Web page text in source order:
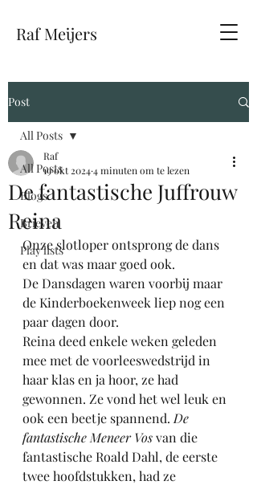
Raf Meijers
Post
All Posts
Blogs
Brieven
Play lists
All Posts
De fantastische Juffrouw
Reina
Raf
19 okt 20244 minuten om te lezen
Onze slotloper ontsprong de dans
en dat was maar goed ook.
De Dansdagen waren voorbij maar
de Kinderboekenweek liep nog een
paar dagen door.
Reina deed enkele weken geleden
mee met de voorleeswedstrijd in
haar klas en ja hoor, ze had
gewonnen. Ze vond het wel leuk en
ook een beetje spannend. De
fantastische Meneer Vos van die
fantastische Roald Dahl, de eerste
twee hoofdstukken, had ze